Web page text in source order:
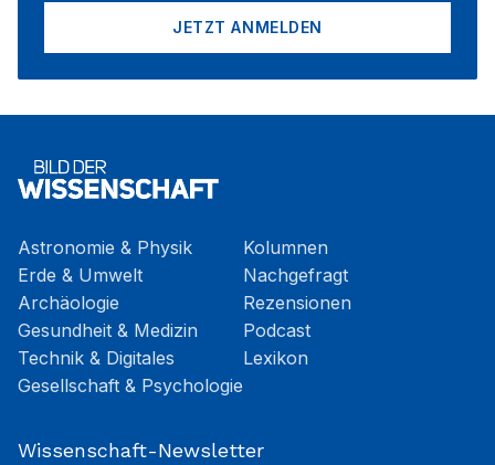
JETZT ANMELDEN
Astronomie & Physik
Erde & Umwelt
Archäologie
Gesundheit & Medizin
Technik & Digitales
Gesellschaft & Psychologie
Kolumnen
Nachgefragt
Rezensionen
Podcast
Lexikon
Wissenschaft-Newsletter